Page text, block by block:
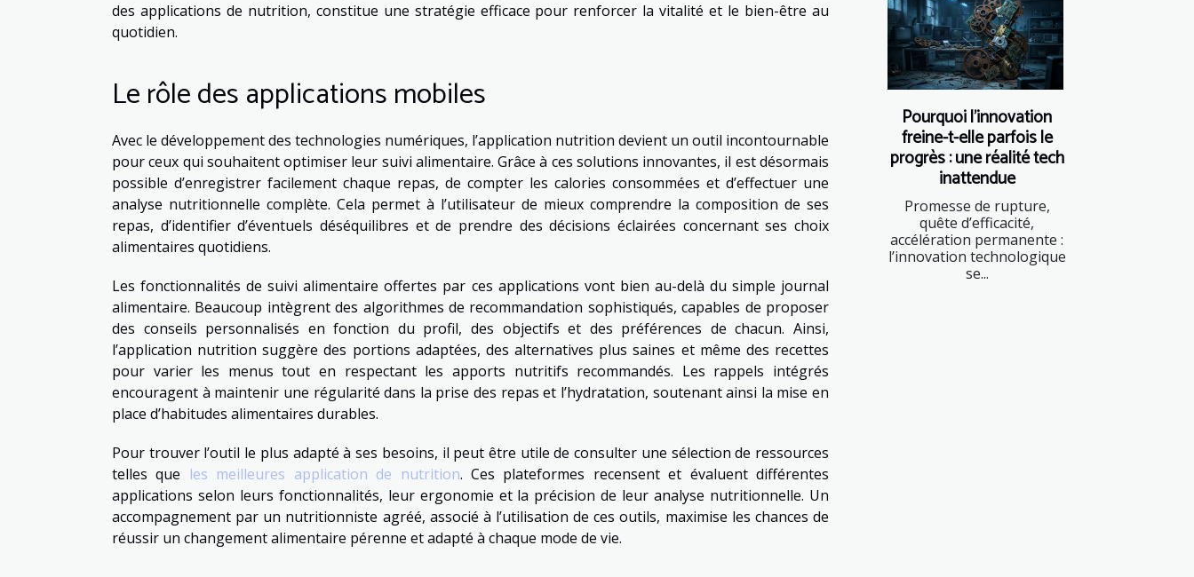
des applications de nutrition, constitue une stratégie efficace pour renforcer la vitalité et le bien-être au
quotidien.
Le rôle des applications mobiles
Avec le développement des technologies numériques, l’application nutrition devient un outil incontournable
pour ceux qui souhaitent optimiser leur suivi alimentaire. Grâce à ces solutions innovantes, il est désormais
possible d’enregistrer facilement chaque repas, de compter les calories consommées et d’effectuer une
analyse nutritionnelle complète. Cela permet à l’utilisateur de mieux comprendre la composition de ses
repas, d’identifier d’éventuels déséquilibres et de prendre des décisions éclairées concernant ses choix
alimentaires quotidiens.
Les fonctionnalités de suivi alimentaire offertes par ces applications vont bien au-delà du simple journal
alimentaire. Beaucoup intègrent des algorithmes de recommandation sophistiqués, capables de proposer
des conseils personnalisés en fonction du profil, des objectifs et des préférences de chacun. Ainsi,
l’application nutrition suggère des portions adaptées, des alternatives plus saines et même des recettes
pour varier les menus tout en respectant les apports nutritifs recommandés. Les rappels intégrés
encouragent à maintenir une régularité dans la prise des repas et l’hydratation, soutenant ainsi la mise en
place d’habitudes alimentaires durables.
Pour trouver l’outil le plus adapté à ses besoins, il peut être utile de consulter une sélection de ressources
telles que les meilleures application de nutrition. Ces plateformes recensent et évaluent différentes
applications selon leurs fonctionnalités, leur ergonomie et la précision de leur analyse nutritionnelle. Un
accompagnement par un nutritionniste agréé, associé à l’utilisation de ces outils, maximise les chances de
réussir un changement alimentaire pérenne et adapté à chaque mode de vie.
Pourquoi l’innovation
freine-t-elle parfois le
progrès : une réalité tech
inattendue
Promesse de rupture,
quête d’efficacité,
accélération permanente :
l’innovation technologique
se...